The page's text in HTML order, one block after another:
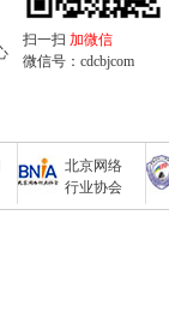
扫一扫 加微信
微信号：cdcbjcom
北京网络
行业协会